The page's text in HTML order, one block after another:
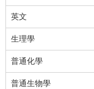
英文
生理學
普通化學
普通生物學